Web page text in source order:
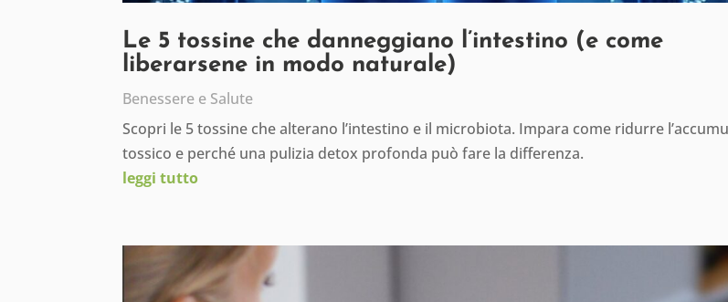
Le 5 tossine che danneggiano l’intestino (e come
liberarsene in modo naturale)
Benessere e Salute
Scopri le 5 tossine che alterano l’intestino e il microbiota. Impara come ridurre
tossico e perché una pulizia detox profonda può fare la differenza.
leggi tutto